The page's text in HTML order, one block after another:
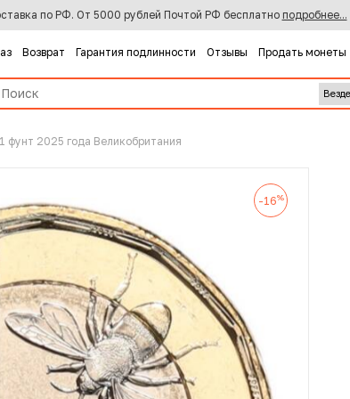
по РФ. От 5000 рублей Почтой РФ бесплатно подробнее...
Возврат Гарантия подлинности Отзывы Продать монеты
1 фунт 2025 года Великобритания
-16%